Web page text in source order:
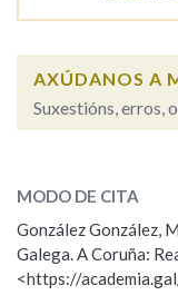
AXÚDANOS A
Suxestións, erros,
ESCOLLE
Observación
Propoño
MODO DE CITA
González González,
Galega. A Coruña:
<https://